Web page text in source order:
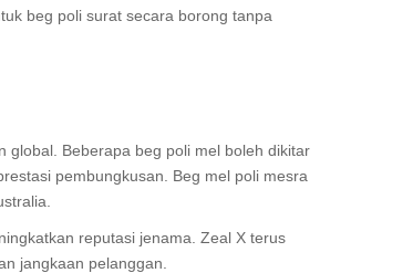
beg poli surat secara borong tanpa
global. Beberapa beg poli mel boleh dikitar
pembungkusan. Beg mel poli mesra
reputasi jenama. Zeal X terus
jangkaan pelanggan.